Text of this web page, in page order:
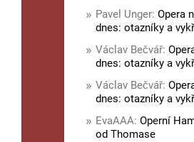
Pavel Unger:Opera
dnes: otazníky a
Václav Bečvář:
dnes: otazníky a
Václav Bečvář:
dnes: otazníky a
EvaAAA:Operní
od Thomase